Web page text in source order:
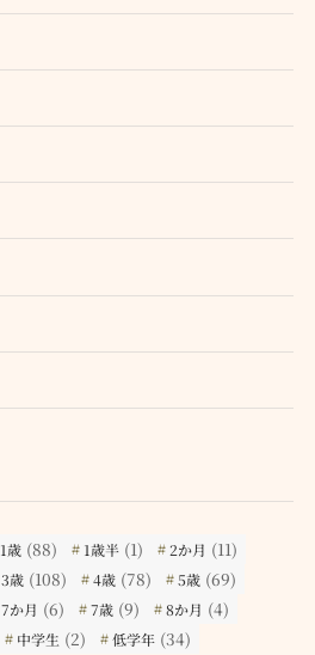
1歳 (88) 1歳半 (1) 2か月 (11)
3歳 (108) 4歳 (78) 5歳 (69)
7か月 (6) 7歳 (9) 8か月 (4)
中学生 (2) 低学年 (34)